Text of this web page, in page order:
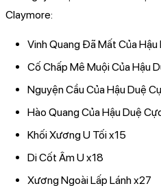
Claymore:
Vinh Quang Đã Mất Của
Cố Chấp Mê Muội Của Hậu
Nguyện Cầu Của Hậu Duệ
Hào Quang Của Hậu Duệ
Khối Xương U Tối x15
Di Cốt Âm U x18
Xương Ngoài Lấp Lánh x27